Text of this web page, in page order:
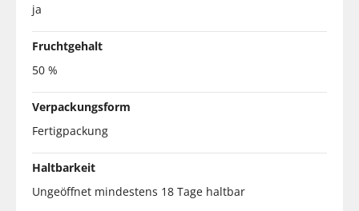
ja
Fruchtgehalt
50 %
Verpackungsform
Fertigpackung
Haltbarkeit
Ungeöffnet mindestens 18 Tage haltbar